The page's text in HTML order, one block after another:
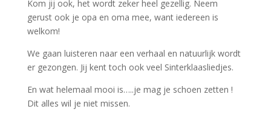
Kom jij ook, het wordt zeker heel gezellig. Neem
gerust ook je opa en oma mee, want iedereen is
welkom!
We gaan luisteren naar een verhaal en natuurlijk wordt
er gezongen. Jij kent toch ook veel Sinterklaasliedjes.
En wat helemaal mooi is…..je mag je schoen zetten !
Dit alles wil je niet missen.